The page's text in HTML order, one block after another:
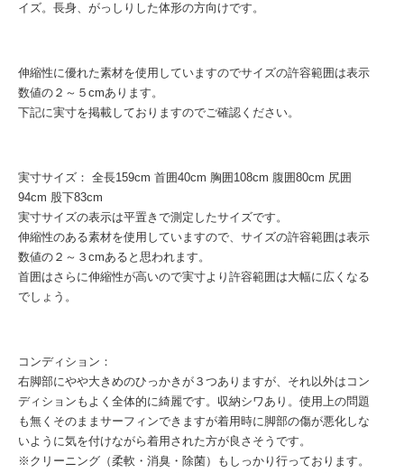
イズ。長身、がっしりした体形の方向けです。
伸縮性に優れた素材を使用していますのでサイズの許容範囲は表示
数値の２～５cmあります。
下記に実寸を掲載しておりますのでご確認ください。
実寸サイズ： 全長159cm 首囲40cm 胸囲108cm 腹囲80cm 尻囲
94cm 股下83cm
実寸サイズの表示は平置きで測定したサイズです。
伸縮性のある素材を使用していますので、サイズの許容範囲は表示
数値の２～３cmあると思われます。
首囲はさらに伸縮性が高いので実寸より許容範囲は大幅に広くなる
でしょう。
コンディション：
右脚部にやや大きめのひっかきが３つありますが、それ以外はコン
ディションもよく全体的に綺麗です。収納シワあり。使用上の問題
も無くそのままサーフィンできますが着用時に脚部の傷が悪化しな
いように気を付けながら着用された方が良さそうです。
※クリーニング（柔軟・消臭・除菌）もしっかり行っております。